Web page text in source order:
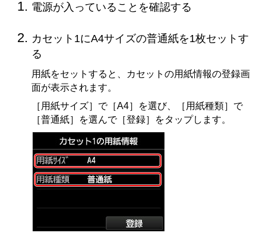
電源が入っていることを確認する
カセット1にA4サイズの普通紙を1枚セットす
る
用紙をセットすると、 カセットの用紙情報の登録画
面が表示されます。
［ 用紙サイズ］で［A4］を選び、［ 用紙種類］で
［普通紙］を選んで［登録］をタップします。